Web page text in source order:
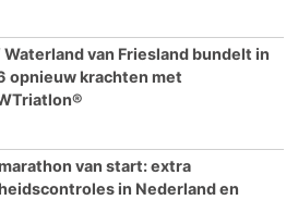
Waterland van Friesland bundelt in
opnieuw krachten met
van start: extra
in Nederland en